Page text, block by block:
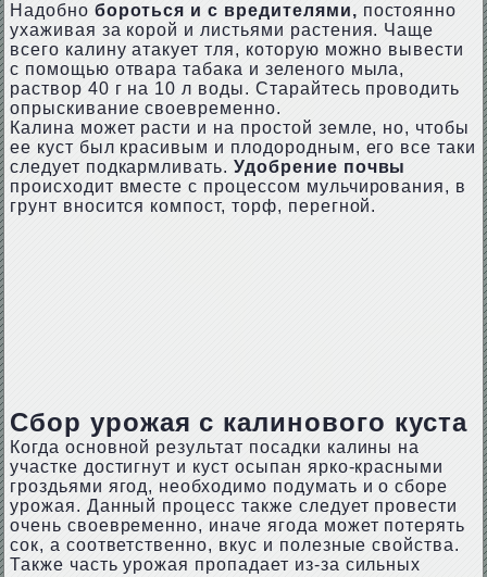
Надобно бороться и с вредителями, постоянно
ухаживая за корой и листьями растения. Чаще
всего калину атакует тля, которую можно вывести
с помощью отвара табака и зеленого мыла,
раствор 40 г на 10 л воды. Старайтесь проводить
опрыскивание своевременно.
Калина может расти и на простой земле, но, чтобы
ее куст был красивым и плодородным, его все таки
следует подкармливать.Удобрение почвы
происходит вместе с процессом мульчирования, в
грунт вносится компост, торф, перегной.
Сбор урожая с калинового куста
Когда основной результат посадки калины на
участке достигнут и куст осыпан ярко-красными
гроздьями ягод, необходимо подумать и о сборе
урожая. Данный процесс также следует провести
очень своевременно, иначе ягода может потерять
сок, а соответственно, вкус и полезные свойства.
Также часть урожая пропадает из-за сильных